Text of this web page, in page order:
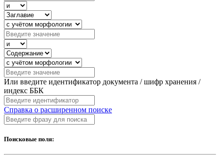
Или введите идентификатор документа / шифр хранения /
индекс ББК
Справка о расширенном поиске
Поисковые поля: